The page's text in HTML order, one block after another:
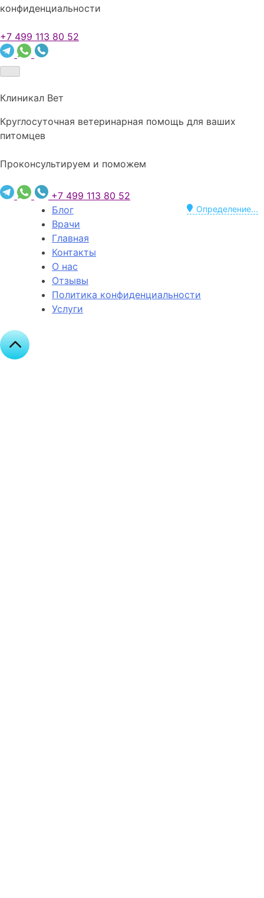
конфиденциальности
+7 499 113 80 52
Клиникал Вет
Круглосуточная ветеринарная помощь для ваших
питомцев
Проконсультируем и поможем
+7 499 113 80 52
Определение...
Блог
Врачи
Главная
Контакты
О нас
Отзывы
Политика конфиденциальности
Услуги